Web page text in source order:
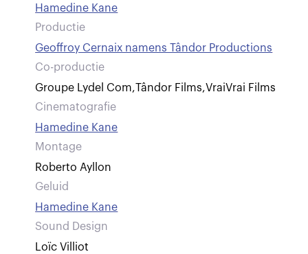
Hamedine Kane
Productie
Geoffroy Cernaix namens Tândor Productions
Co-productie
Groupe Lydel Com,Tândor Films,VraiVrai Films
Cinematografie
Hamedine Kane
Montage
Roberto Ayllon
Geluid
Hamedine Kane
Sound Design
Loïc Villiot